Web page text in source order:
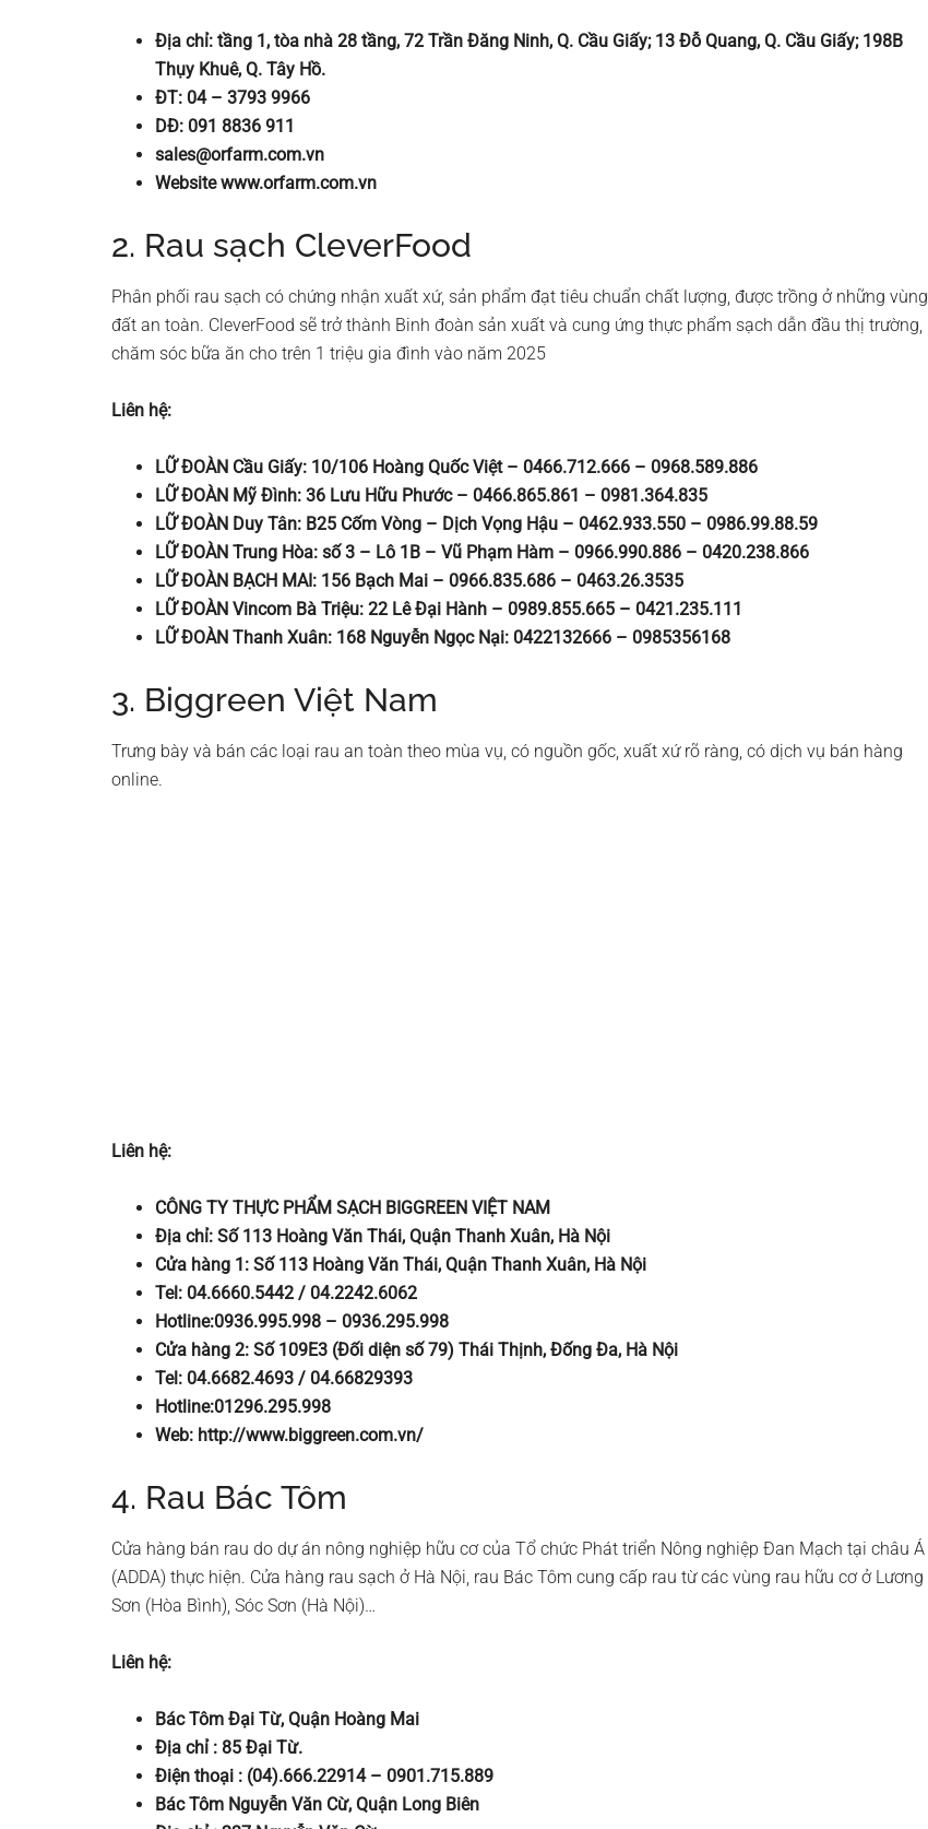
Địa chỉ: tầng 1, tòa nhà 28 tầng, 72 Trần Đăng Ninh, Q. Cầu Giấy; 13 Đỗ Quang, Q. Cầu Giấy; 198B
Thụy Khuê, Q. Tây Hồ.
ĐT: 04 – 3793 9966
DĐ: 091 8836 911
sales@orfarm.com.vn
Website www.orfarm.com.vn
2. Rau sạch CleverFood
Phân phối rau sạch có chứng nhận xuất xứ, sản phẩm đạt tiêu chuẩn chất lượng, được trồng ở những vùng
đất an toàn. CleverFood sẽ trở thành Binh đoàn sản xuất và cung ứng thực phẩm sạch dẫn đầu thị trường,
chăm sóc bữa ăn cho trên 1 triệu gia đình vào năm 2025
Liên hệ:
LỮ ĐOÀN Cầu Giấy: 10/106 Hoàng Quốc Việt – 0466.712.666 – 0968.589.886
LỮ ĐOÀN Mỹ Đình: 36 Lưu Hữu Phước – 0466.865.861 – 0981.364.835
LỮ ĐOÀN Duy Tân: B25 Cốm Vòng – Dịch Vọng Hậu – 0462.933.550 – 0986.99.88.59
LỮ ĐOÀN Trung Hòa: số 3 – Lô 1B – Vũ Phạm Hàm – 0966.990.886 – 0420.238.866
LỮ ĐOÀN BẠCH MAI: 156 Bạch Mai – 0966.835.686 – 0463.26.3535
LỮ ĐOÀN Vincom Bà Triệu: 22 Lê Đại Hành – 0989.855.665 – 0421.235.111
LỮ ĐOÀN Thanh Xuân: 168 Nguyễn Ngọc Nại: 0422132666 – 0985356168
3. Biggreen Việt Nam
Trưng bày và bán các loại rau an toàn theo mùa vụ, có nguồn gốc, xuất xứ rõ ràng, có dịch vụ bán hàng
online.
Liên hệ:
CÔNG TY THỰC PHẨM SẠCH BIGGREEN VIỆT NAM
Địa chỉ: Số 113 Hoàng Văn Thái, Quận Thanh Xuân, Hà Nội
Cửa hàng 1: Số 113 Hoàng Văn Thái, Quận Thanh Xuân, Hà Nội
Tel: 04.6660.5442 / 04.2242.6062
Hotline:0936.995.998 – 0936.295.998
Cửa hàng 2: Số 109E3 (Đối diện số 79) Thái Thịnh, Đống Đa, Hà Nội
Tel: 04.6682.4693 / 04.66829393
Hotline:01296.295.998
Web: http://www.biggreen.com.vn/
4. Rau Bác Tôm
Cửa hàng bán rau do dự án nông nghiệp hữu cơ của Tổ chức Phát triển Nông nghiệp Đan Mạch tại châu Á
(ADDA) thực hiện. Cửa hàng rau sạch ở Hà Nội, rau Bác Tôm cung cấp rau từ các vùng rau hữu cơ ở Lương
Sơn (Hòa Bình), Sóc Sơn (Hà Nội)…
Liên hệ:
Bác Tôm Đại Từ, Quận Hoàng Mai
Địa chỉ : 85 Đại Từ.
Điện thoại : (04).666.22914 – 0901.715.889
Bác Tôm Nguyễn Văn Cừ, Quận Long Biên